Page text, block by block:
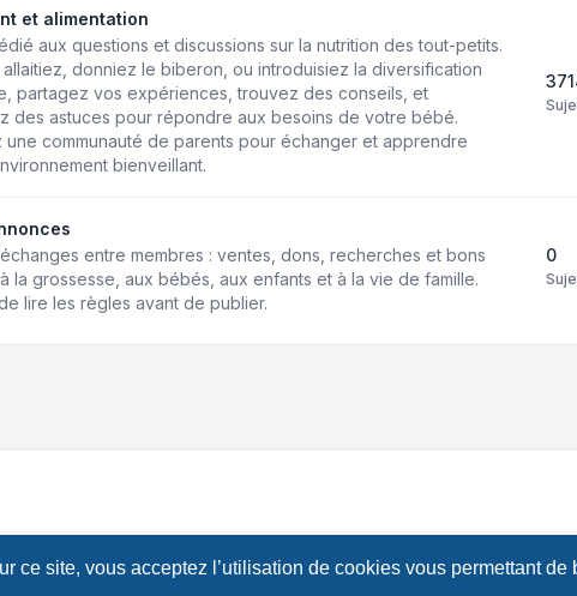
ce site, vous acceptez l’utilisation de cookies vous permettant
et alimentation
aux questions et discussions sur la nutrition des tout-petits.
donniez le biberon, ou introduisiez la diversification
partagez vos expériences, trouvez des conseils, et
des astuces pour répondre aux besoins de votre bébé.
une communauté de parents pour échanger et apprendre
bienveillant.
entre membres : ventes, dons, recherches et bons
la grossesse, aux bébés, aux enfants et à la vie de famille.
lire les règles avant de publier.
0
® Forum Software © phpBB Limited • Design byLeenoz.com